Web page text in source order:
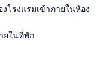
โรงแรมเข้าภายในห้อง
ยในที่พัก